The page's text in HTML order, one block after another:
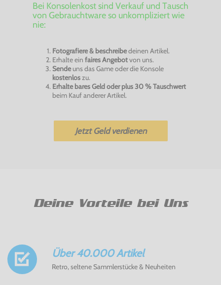
Bei Konsolenkost sind Verkauf und Tausch
von Gebrauchtware so unkompliziert wie
nie:
Fotografiere & beschreibedeinen Artikel.
Erhalte ein faires Angebotvon uns.
Sendeuns das Game oder die Konsole
kostenloszu.
Erhalte bares Geld oder plus 30 % Tauschwert
beim Kauf anderer Artikel.
Jetzt Geld verdienen
Deine Vorteile bei Uns
Über 40.000 Artikel
Retro, seltene Sammlerstücke & Neuheiten